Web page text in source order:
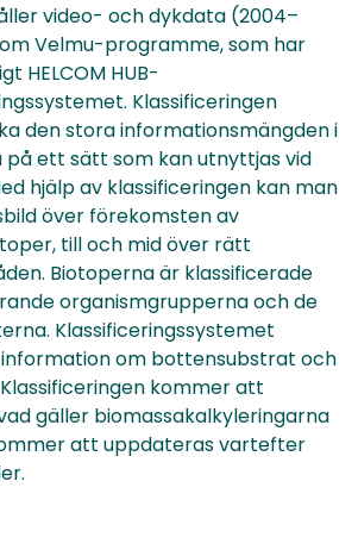
video- och dykdata (2004–
Velmu-programme, som har
HELCOM HUB-
Klassificeringen
den stora informationsmängden i
ett sätt som kan utnyttjas vid
hjälp av klassificeringen kan man
över förekomsten av
till och mid över rätt
Biotoperna är klassificerade
organismgrupperna och de
Klassificeringssystemet
om bottensubstrat och
kommer att
gäller biomassakalkyleringarna
att uppdateras vartefter